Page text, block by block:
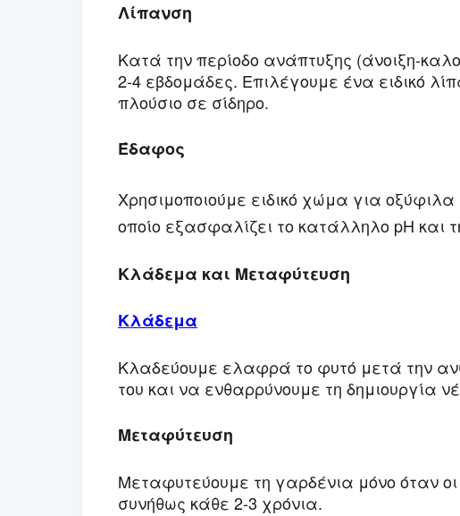
Λίπανση
Κατά την περίοδο ανάπτυξης (άνοιξη-
2-4 εβδομάδες. Επιλέγουμε ένα ειδικό
πλούσιο σε σίδηρο.
Έδαφος
Χρησιμοποιούμε ειδικό χώμα για
οποίο εξασφαλίζει το κατάλληλο pH και
Κλάδεμα και Μεταφύτευση
Κλάδεμα
Κλαδεύουμε ελαφρά το φυτό μετά την
του και να ενθαρρύνουμε τη δημιουργία
Μεταφύτευση
Μεταφυτεύουμε τη γαρδένια μόνο όταν
συνήθως κάθε 2-3 χρόνια.